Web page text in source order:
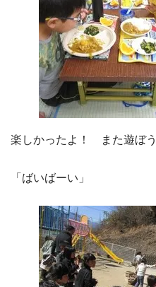
楽しかったよ！ また遊ぼ
「ばいばーい」